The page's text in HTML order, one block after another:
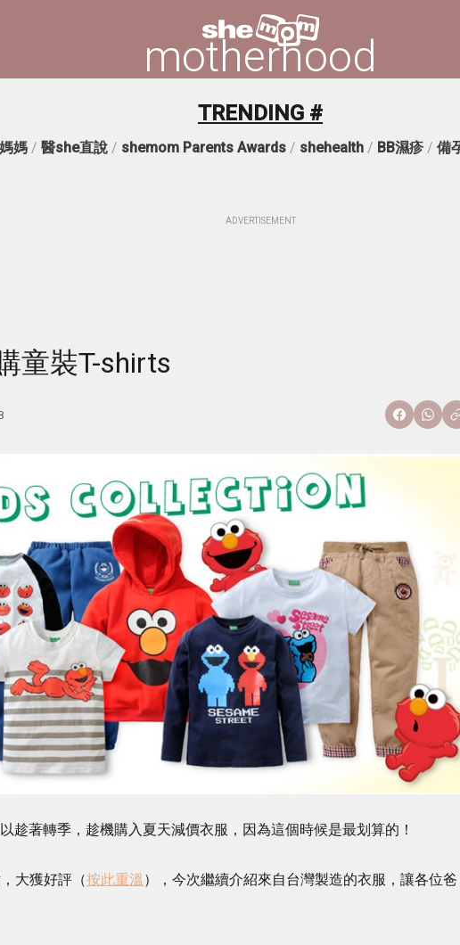
motherhood
TRENDING #
媽 / 醫she直說 / shemom Parents Awards / shehealth / BB濕疹 / 備
ADVERTISEMENT
童裝T-shirts
趁著轉季，趁機購入夏天減價衣服，因為這個時候是最划算的！
大獲好評（按此重溫 ），今次繼續介紹來自台灣製造的衣服，讓各位爸